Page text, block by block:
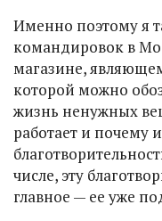
Именно поэтому я
командировок в
магазине,
которой можно
жизнь ненужных
работает и почему
числе, эту
главное — ее уже